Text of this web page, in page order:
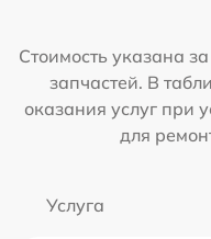
Стоимость указана
запчастей. В
оказания услуг при
для
Услуга